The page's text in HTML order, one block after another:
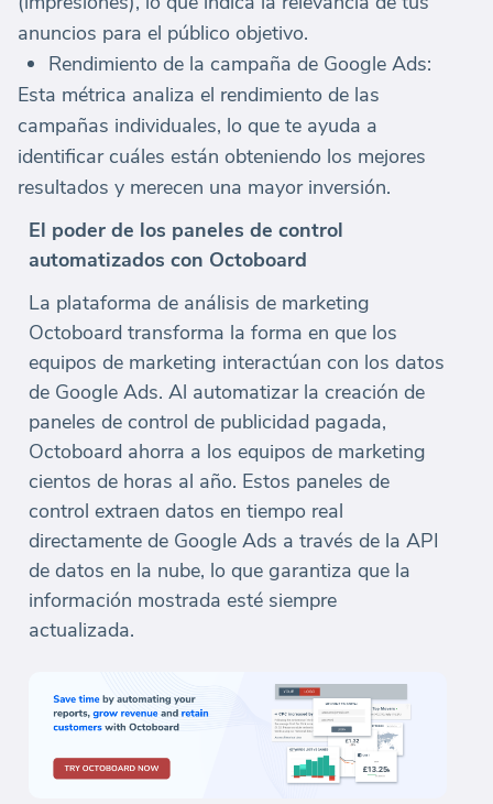
anuncios para el público objetivo.
Rendimiento de la campaña de Google Ads:
Esta métrica analiza el rendimiento de las
campañas individuales, lo que te ayuda a
identificar cuáles están obteniendo los mejores
resultados y merecen una mayor inversión.
El poder de los paneles de control
automatizados con Octoboard
La plataforma de análisis de marketing
Octoboard transforma la forma en que los
equipos de marketing interactúan con los datos
de Google Ads. Al automatizar la creación de
paneles de control de publicidad pagada,
Octoboard ahorra a los equipos de marketing
cientos de horas al año. Estos paneles de
control extraen datos en tiempo real
directamente de Google Ads a través de la API
de datos en la nube, lo que garantiza que la
información mostrada esté siempre
actualizada.